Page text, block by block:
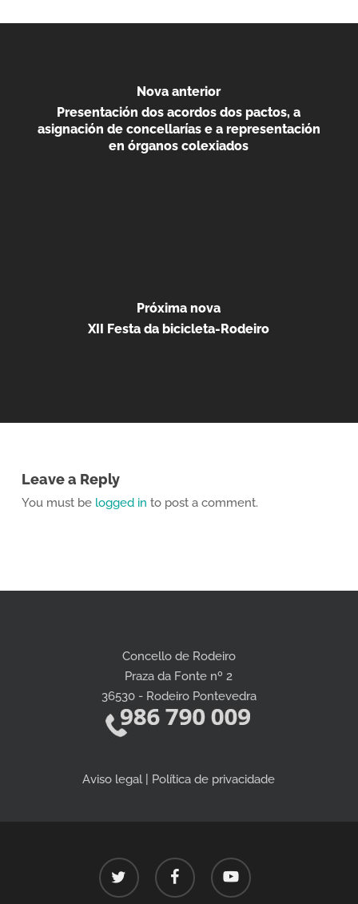
Nova anterior
Presentación dos acordos dos pactos, a
asignación de concellarías e a representación
en órganos colexiados
Próxima nova
XII Festa da bicicleta-Rodeiro
Leave a Reply
You must be logged in to post a comment.
Concello de Rodeiro
Praza da Fonte nº 2
36530 - Rodeiro Pontevedra
Aviso legal | Política de privacidade
twitter facebook youtube